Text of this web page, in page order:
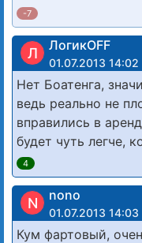
-7
Л ЛогикOFF
01.07.2013 14:02
Нет Боатенга,
ведь реально не
вправились в
будет чуть легче,
4
N nono
01.07.2013 14:03
Кум фартовый,